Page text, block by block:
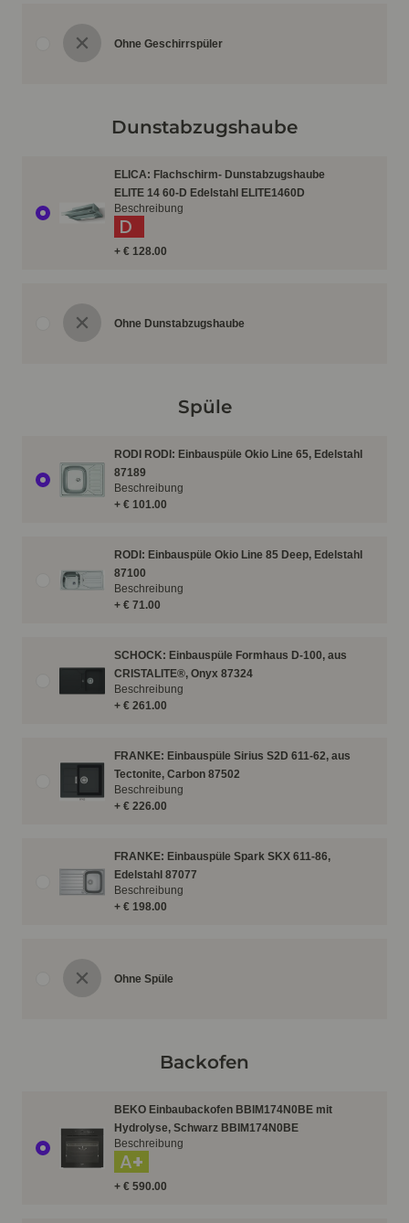
Ohne Geschirrspüler
Dunstabzugshaube
ELICA: Flachschirm- Dunstabzugshaube
ELITE 14 60-D Edelstahl ELITE1460D
+ € 128.00
D
Beschreibung
Ohne Dunstabzugshaube
Spüle
RODI RODI: Einbauspüle Okio Line 65, Edelstahl
87189
+ € 101.00
Beschreibung
RODI: Einbauspüle Okio Line 85 Deep, Edelstahl
87100
+ € 71.00
Beschreibung
SCHOCK: Einbauspüle Formhaus D-100, aus
CRISTALITE®, Onyx 87324
+ € 261.00
Beschreibung
FRANKE: Einbauspüle Sirius S2D 611-62, aus
Tectonite, Carbon 87502
+ € 226.00
Beschreibung
FRANKE: Einbauspüle Spark SKX 611-86,
Edelstahl 87077
+ € 198.00
Beschreibung
Ohne Spüle
Backofen
BEKO Einbaubackofen BBIM174N0BE mit
Hydrolyse, Schwarz BBIM174N0BE
+ € 590.00
A+
Beschreibung